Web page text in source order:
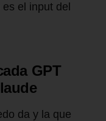
el input del
GPT
da y la que